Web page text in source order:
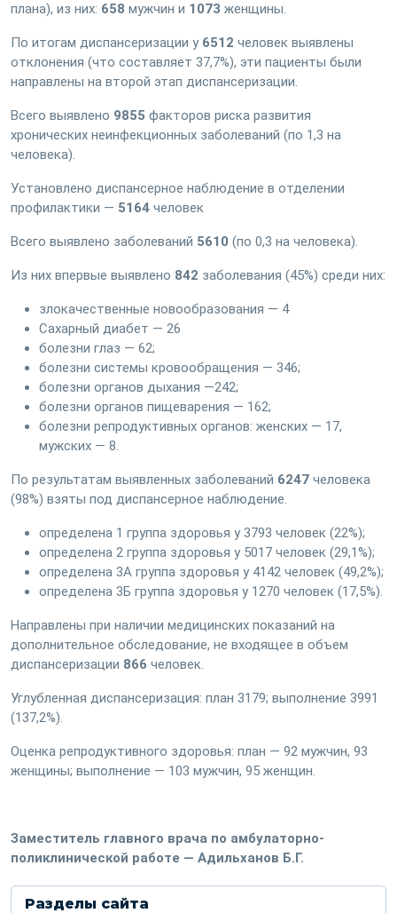
плана), из них: 658 мужчин и 1073 женщины.
По итогам диспансеризации у 6512 человек выявлены
отклонения (что составляет 37,7%), эти пациенты были
направлены на второй этап диспансеризации.
Всего выявлено 9855 факторов риска развития
хронических неинфекционных заболеваний (по 1,3 на
человека).
Установлено диспансерное наблюдение в отделении
профилактики — 5164 человек
Всего выявлено заболеваний 5610 (по 0,3 на человека).
Из них впервые выявлено 842 заболевания (45%) среди них:
злокачественные новообразования — 4
Сахарный диабет — 26
болезни глаз — 62;
болезни системы кровообращения — 346;
болезни органов дыхания —242;
болезни органов пищеварения — 162;
болезни репродуктивных органов: женских — 17,
мужских — 8.
По результатам выявленных заболеваний 6247 человека
(98%) взяты под диспансерное наблюдение.
определена 1 группа здоровья у 3793 человек (22%);
определена 2 группа здоровья у 5017 человек (29,1%);
определена 3А группа здоровья у 4142 человек (49,2%);
определена 3Б группа здоровья у 1270 человек (17,5%).
Направлены при наличии медицинских показаний на
дополнительное обследование, не входящее в объем
диспансеризации 866 человек.
Углубленная диспансеризация: план 3179; выполнение 3991
(137,2%).
Оценка репродуктивного здоровья: план — 92 мужчин, 93
женщины; выполнение — 103 мужчин, 95 женщин.
Заместитель главного врача по амбулаторно-
поликлинической работе — Адильханов Б.Г.
Разделы сайта